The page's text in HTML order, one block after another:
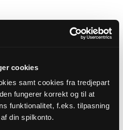
cookies
samt cookies fra tredjepart
fungerer korrekt og til at
funktionalitet, f.eks. tilpasning
din spilkonto.